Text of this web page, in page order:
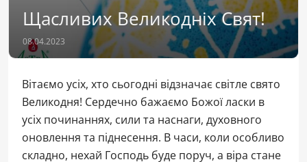
Щасливих Великодніх Свят!
08.04.2023
Вітаємо усіх, хто сьогодні відзначає світле свято
Великодня! Сердечно бажаємо Божої ласки в
усіх починаннях, сили та наснаги, духовного
оновлення та піднесення. В часи, коли особливо
складно, нехай Господь буде поруч, а віра стане